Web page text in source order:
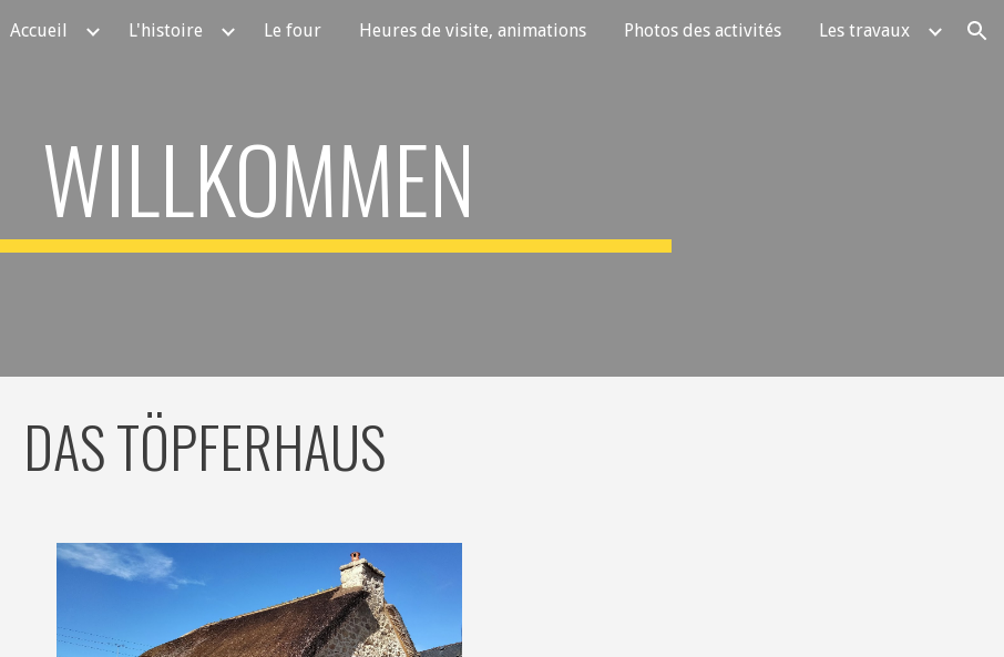
Skip to main content Skip to navigation
Accueil L'histoire Le four Heures de visite, animations Photos des activités Les travaux
WILLKOMMEN
DAS TÖPFERHAUS